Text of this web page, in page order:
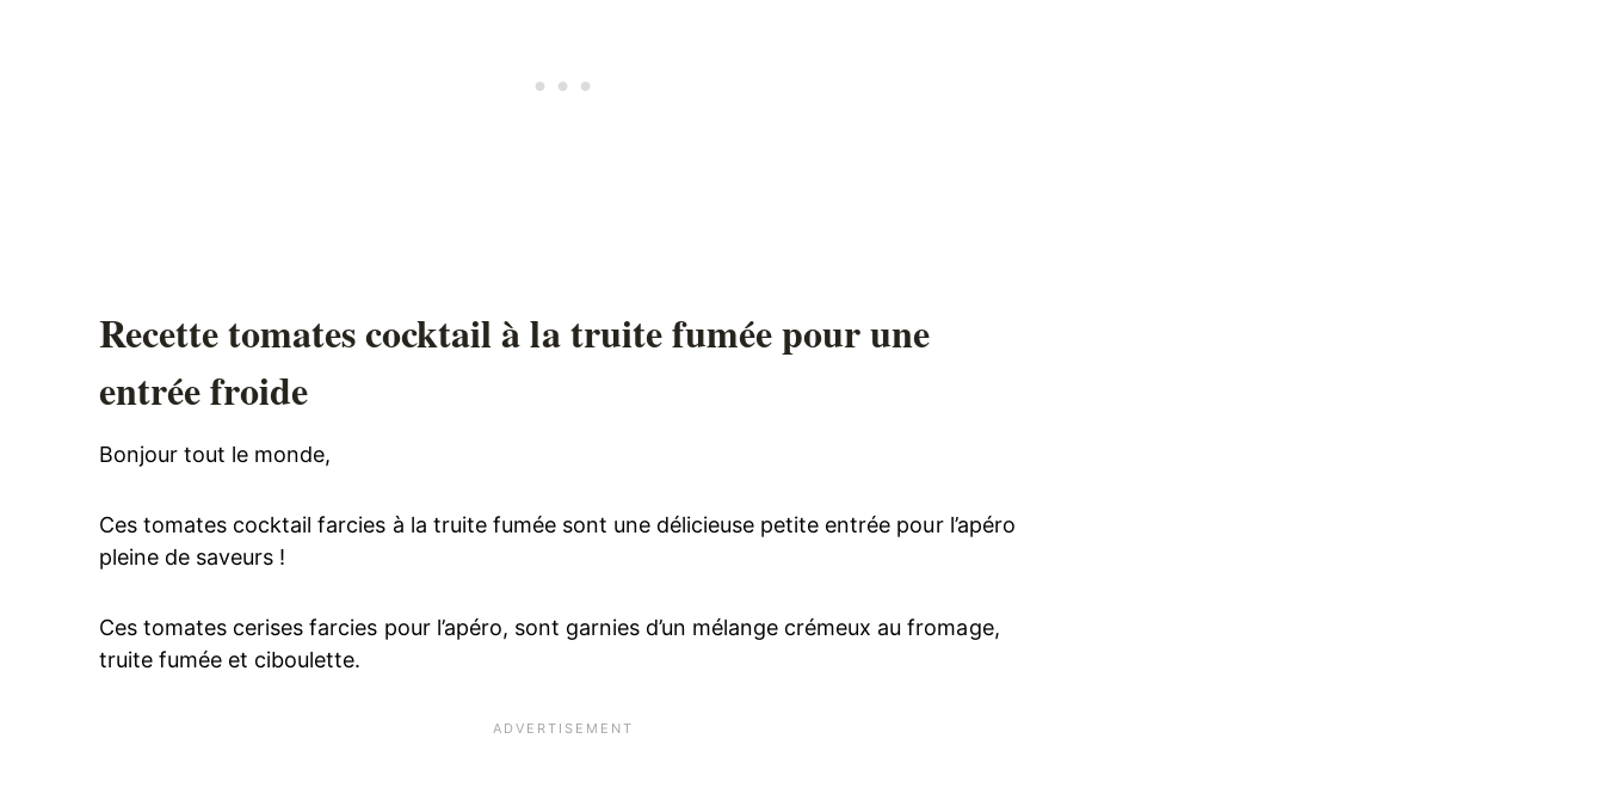
Recette tomates cocktail à la truite fumée pour une
entrée froide
Bonjour tout le monde,
Ces tomates cocktail farcies à la truite fumée sont une délicieuse petite entrée pour l’apéro
pleine de saveurs !
Ces tomates cerises farcies pour l’apéro, sont garnies d’un mélange crémeux au fromage,
truite fumée et ciboulette.